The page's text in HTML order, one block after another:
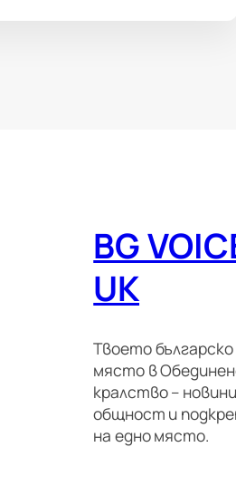
BG
UK
Твоето българско
място в
кралство –
общност и
на едно място.